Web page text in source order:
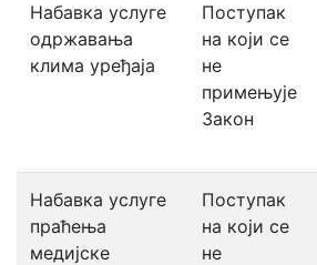
Набавка услуге
одржавања
клима уређаја
Поступак
на који се
не
примењује
Закон
Набавкa услуге
праћења
медијске
Поступак
на који се
не